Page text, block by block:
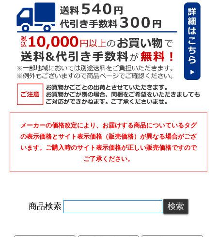
メーカーの価格改定により、お届けする商品についているタグ
の表示価格とサイト表示価格（販売価格）が異なる場合がござ
います。ご購入時のサイト表示価格が正しい販売価格ですので
ご了承ください。
商品検索